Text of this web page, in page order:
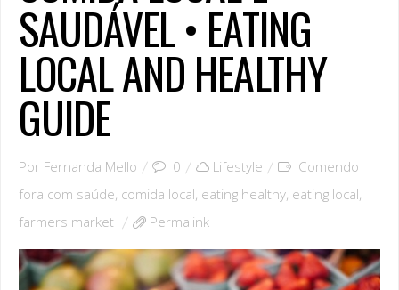
SAUDÁVEL • EATING
LOCAL AND HEALTHY
GUIDE
Por Fernanda Mello 0 Lifestyle
Comendo
fora com saúde, comida local, eating healthy, eating local,
farmers market
Permalink